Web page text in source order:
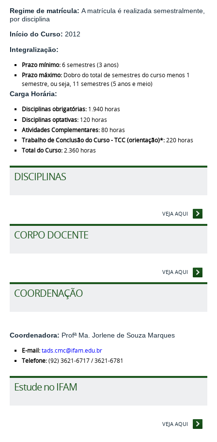
Regime de matrícula: A matrícula é realizada semestralmente,
por disciplina
Início do Curso: 2012
Integralização:
Prazo mínimo:6 semestres (3 anos)
Prazo máximo: Dobro do total de semestres do curso menos 1
semestre, ou seja, 11 semestres (5 anos e meio)
Carga Horária:
Disciplinas obrigatórias: 1.940 horas
Disciplinas optativas: 120 horas
Atividades Complementares:80 horas
Trabalho de Conclusão do Curso - TCC (orientação)*:220 horas
Total do Curso:2.360 horas
DISCIPLINAS
VEJA AQUI
CORPO DOCENTE
VEJA AQUI
COORDENAÇÃO
Coordenadora: Profª Ma. Jorlene de Souza Marques
E-mail:tads.cmc@ifam.edu.br
Telefone:(92) 3621-6717 / 3621-6781
Estude no IFAM
VEJA AQUI